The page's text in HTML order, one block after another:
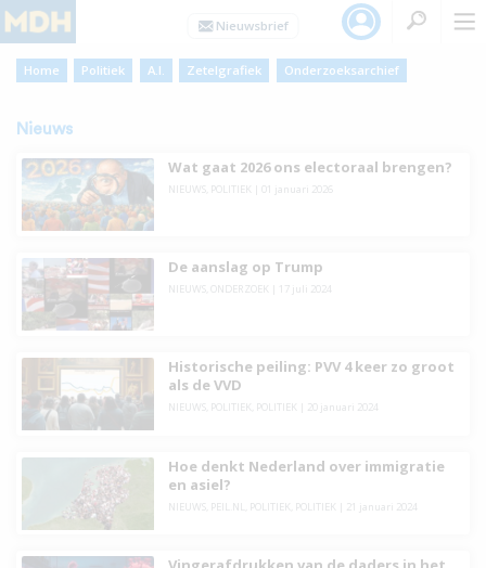
Home Politiek A.I. Zetelgrafiek Onderzoeksarchief
Nieuws
Wat gaat 2026 ons electoraal brengen?
NIEUWS, POLITIEK 01 januari 2026
De aanslag op Trump
NIEUWS, ONDERZOEK 17 juli 2024
Historische peiling: PVV 4 keer zo groot
als de VVD
NIEUWS, POLITIEK POLITIEK 20 januari 2024
Hoe denkt Nederland over immigratie
en asiel?
NIEUWS, PEIL.NL POLITIEK POLITIEK 21 januari 2024